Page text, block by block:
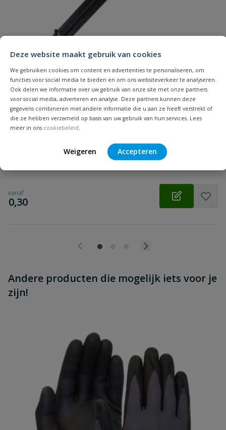
Deze website maakt gebruik van cookies
We gebruiken cookies om content en advertenties te personaliseren, om
functies voor social media te bieden en om ons websiteverkeer te analyseren.
Ook delen we informatie over uw gebruik van onze site met onze partners
voor social media, adverteren en analyse. Deze partners kunnen deze
gegevens combineren met andere informatie die u aan ze heeft verstrekt of
die ze hebben verzameld op basis van uw gebruik van hun services. Lees
meer in ons cookiebeleid.
Weigeren Accepteren
Beoordeling
Beoordeling versturen
Grondpen extra stevig
Materiaal: pp | Diameter slang: 16 mm | Toepassing:
vastzetten druppelslang, zweetslang
vanaf
€
0,30
Andere producten die mogelijk iets voor je
zijn!